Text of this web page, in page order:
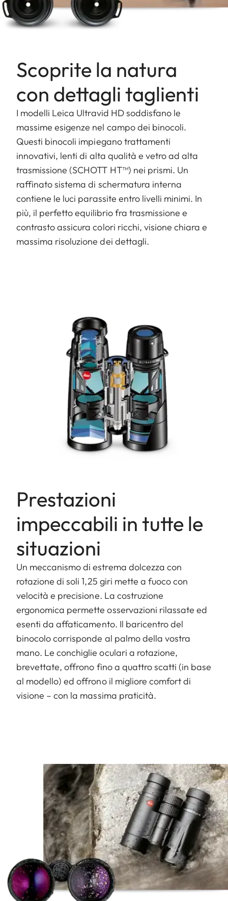
Scoprite la natura
con dettagli taglienti
I modelli Leica Ultravid HD soddisfano le
massime esigenze nel campo dei binocoli.
Questi binocoli impiegano trattamenti
innovativi, lenti di alta qualità e vetro ad alta
trasmissione (SCHOTT HT™) nei prismi. Un
raffinato sistema di schermatura interna
contiene le luci parassite entro livelli minimi. In
più, il perfetto equilibrio fra trasmissione e
contrasto assicura colori ricchi, visione chiara e
massima risoluzione dei dettagli.
Prestazioni
impeccabili in tutte le
situazioni
Un meccanismo di estrema dolcezza con
rotazione di soli 1,25 giri mette a fuoco con
velocità e precisione. La costruzione
ergonomica permette osservazioni rilassate ed
esenti da affaticamento. Il baricentro del
binocolo corrisponde al palmo della vostra
mano. Le conchiglie oculari a rotazione,
brevettate, offrono fino a quattro scatti (in base
al modello) ed offrono il migliore comfort di
visione – con la massima praticità.